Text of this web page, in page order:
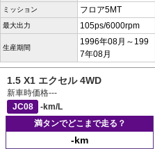
ミッション フロア5MT
最大出力 105ps/6000rpm
生産期間
1996年08月～199
7年08月
1.5 X1 エクセル 4WD
新車時価格---
JC08
-km/L
満タンでどこまで走る？
-km